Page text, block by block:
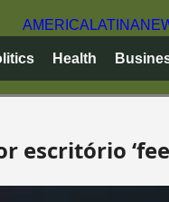
AMERICA LATINA
Health